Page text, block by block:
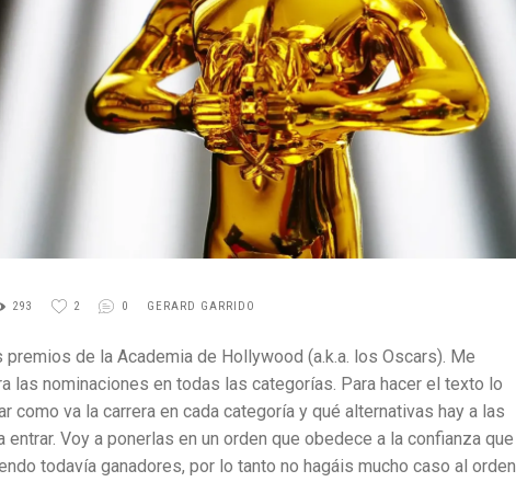
293 2 0 GERARD GARRIDO
de la Academia de Hollywood (a.k.a. los Oscars). Me
las nominaciones en todas las categorías. Para hacer el texto lo
va la carrera en cada categoría y qué alternativas hay a las
Voy a ponerlas en un orden que obedece a la confianza que
todavía ganadores, por lo tanto no hagáis mucho caso al orden